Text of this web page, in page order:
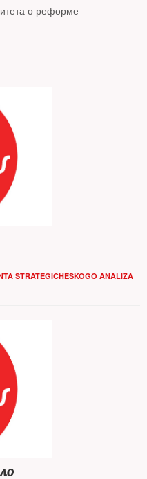
о реформе
STRATEGICHESKOGO ANALIZA